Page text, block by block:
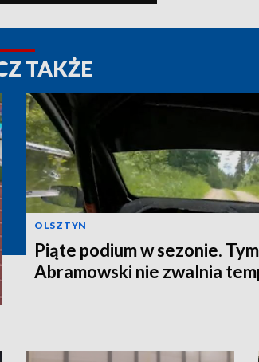
TAKŻE
OLSZTYN
Piąte podium w sezonie.
Abramowski nie zwalnia